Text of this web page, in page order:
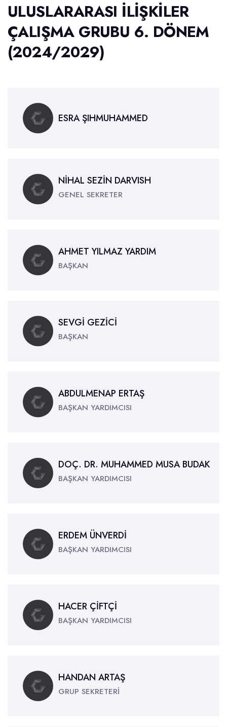
ULUSLARARASI İLIŞKILER
ÇALIŞMA GRUBU 6. DÖNEM
(2024/2029)
ESRA ŞIHMUHAMMED
NİHAL SEZİN DARVISH
GENEL SEKRETER
AHMET YILMAZ YARDIM
BAŞKAN
SEVGİ GEZİCİ
BAŞKAN
ABDULMENAP ERTAŞ
BAŞKAN YARDIMCISI
DOÇ. DR. MUHAMMED MUSA BUDAK
BAŞKAN YARDIMCISI
ERDEM ÜNVERDİ
BAŞKAN YARDIMCISI
HACER ÇİFTÇİ
BAŞKAN YARDIMCISI
HANDAN ARTAŞ
GRUP SEKRETERİ